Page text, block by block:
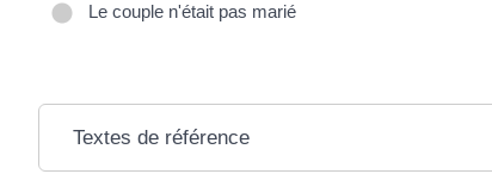
Le couple n'était pas marié
Textes de référence